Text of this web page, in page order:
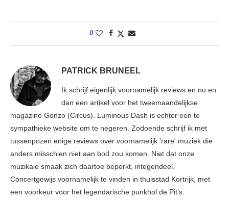
0
PATRICK BRUNEEL
Ik schrijf eigenlijk voornamelijk reviews en nu en
dan een artikel voor het tweemaandelijkse
magazine Gonzo (Circus). Luminous Dash is echter een te
sympathieke website om te negeren. Zodoende schrijf ik met
tussenpozen enige reviews over voornamelijk 'rare' muziek die
anders misschien niet aan bod zou komen. Niet dat onze
muzikale smaak zich daartoe beperkt, integendeel.
Concertgewijs voornamelijk te vinden in thuisstad Kortrijk, met
een voorkeur voor het legendarische punkhol de Pit's.